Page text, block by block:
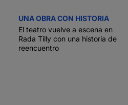
UNA OBRA CON HISTORIA
El teatro vuelve a escena en
Rada Tilly con una historia de
reencuentro